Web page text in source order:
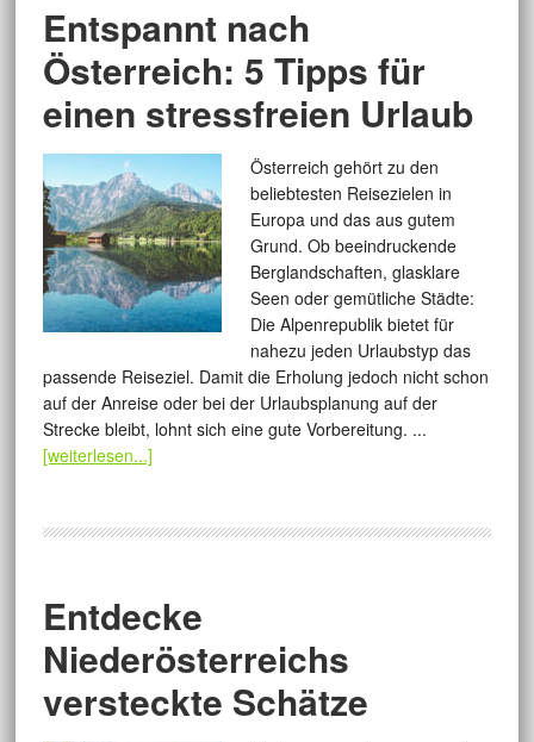
Entspannt nach
Österreich: 5 Tipps für
einen stressfreien Urlaub
Österreich gehört zu den
beliebtesten Reisezielen in
Europa und das aus gutem
Grund. Ob beeindruckende
Berglandschaften, glasklare
Seen oder gemütliche Städte:
Die Alpenrepublik bietet für
nahezu jeden Urlaubstyp das
passende Reiseziel. Damit die Erholung jedoch nicht schon
auf der Anreise oder bei der Urlaubsplanung auf der
Strecke bleibt, lohnt sich eine gute Vorbereitung. ...
[weiterlesen...]
Entdecke
Niederösterreichs
versteckte Schätze